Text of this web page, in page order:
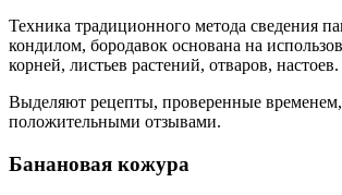
Техника традиционного метода сведения
кондилом, бородавок основана на
корней, листьев растений, отваров, настоев.
Выделяют рецепты, проверенные
положительными отзывами.
Банановая кожура